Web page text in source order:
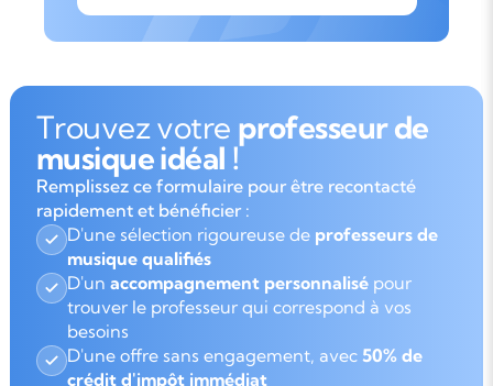
Trouvez votre professeur de
musique idéal !
Remplissez ce formulaire pour être recontacté
rapidement et bénéficier :
D'une sélection rigoureuse de professeurs de
musique qualifiés
D'un accompagnement personnalisépour
trouver le professeur qui correspond à vos
besoins
D'une offre sans engagement, avec 50% de
crédit d'impôt immédiat